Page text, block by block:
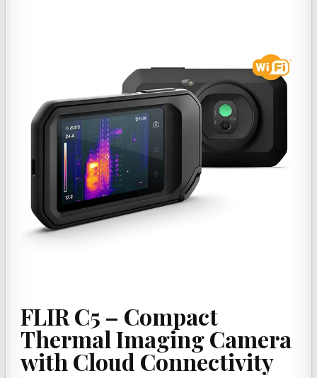
FLIR C5 – Compact
Thermal Imaging Camera
with Cloud Connectivity